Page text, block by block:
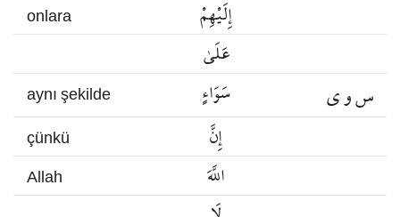
onlara
إِلَيْهِمْ
عَلَىٰ
aynı şekilde سَوَاءٍ س و ي
çünkü إِنَّ
Allah
اللَّهَ